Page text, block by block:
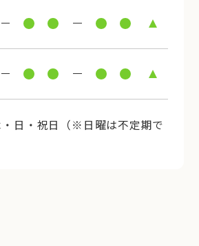
日・祝日（※日曜は不定期で